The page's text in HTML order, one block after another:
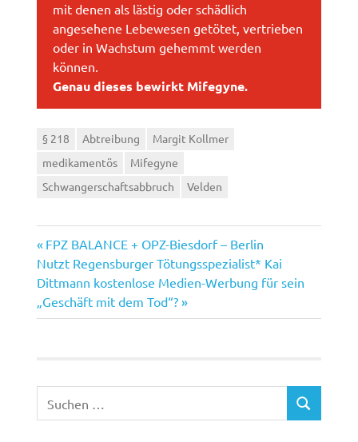
mit denen als lästig oder schädlich
angesehene Lebewesen getötet, vertrieben
oder in Wachstum gehemmt werden
können.
Genau dieses bewirkt Mifegyne.
§ 218 Abtreibung
Margit Kollmer
medikamentös
Mifegyne
Schwangerschaftsabbruch
Velden
Beitragsnavigation
Vorheriger
Beitrag:
FPZ BALANCE + OPZ-Biesdorf – Berlin
Nächster
Beitrag:
Nutzt Regensburger Tötungsspezialist* Kai
Dittmann kostenlose Medien-Werbung für sein
„Geschäft mit dem Tod“?
nach:
SUCHEN